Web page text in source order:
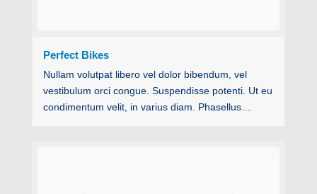
Perfect Bikes
Nullam volutpat libero vel dolor bibendum, vel
vestibulum orci congue. Suspendisse potenti. Ut eu
condimentum velit, in varius diam. Phasellus…